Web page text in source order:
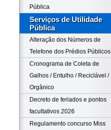
Pública
Serviços de Utilidade
Pública
Alteração dos Números de
Telefone dos Prédios Públicos
Cronograma de Coleta de
Galhos / Entulho / Reciclável /
Orgânico
Decreto de feriados e pontos
facultativos 2026
Regulamento concurso Miss